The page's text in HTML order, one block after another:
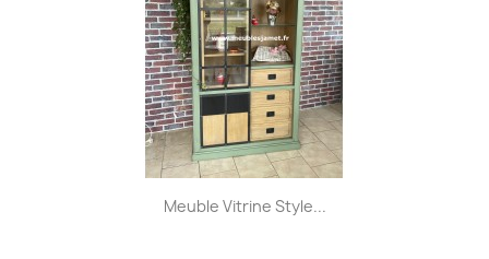
Meuble Vitrine Style...